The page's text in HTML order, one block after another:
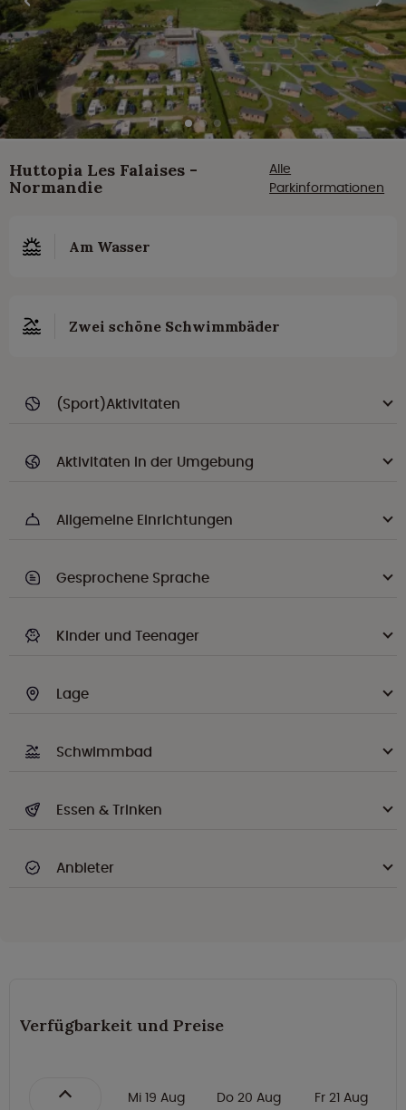
Huttopia Les Falaises -
Normandie
Alle
Parkinformationen
Am Wasser
Zwei schöne Schwimmbäder
(Sport)Aktivitäten
Aktivitäten in der Umgebung
Allgemeine Einrichtungen
Gesprochene Sprache
Kinder und Teenager
Lage
Schwimmbad
Essen & Trinken
Anbieter
Verfügbarkeit und Preise
Mi 19 Aug Do 20 Aug Fr 21 Aug